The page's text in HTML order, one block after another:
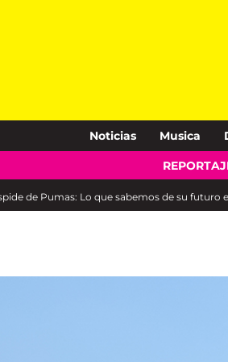
Noticias Musica
de Pumas: Lo que sabemos de su futuro